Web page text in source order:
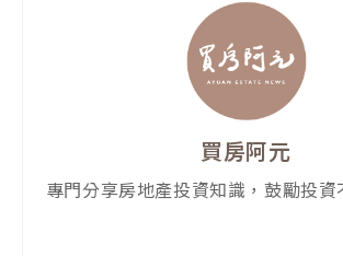
買房阿元
專門分享房地產投資知識，鼓勵投資